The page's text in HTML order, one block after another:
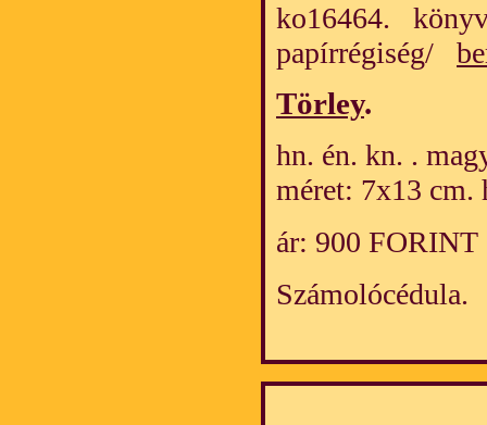
ko16464.
papírrégiség/
Törley.
hn. én. kn. .
méret: 7x13 cm.
ár: 900 FORINT
Számolócédula.